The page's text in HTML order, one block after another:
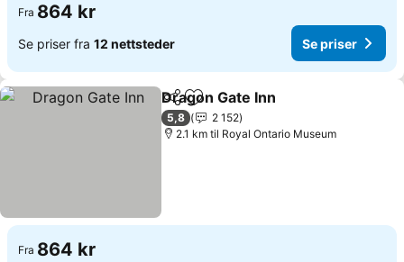
Fra 864 kr
Se priser fra 12 nettsteder Se priser
Del Legg til i favoritter
Dragon Gate Inn
5,8
2 152
2.1 km til Royal Ontario Museum
Fra 864 kr